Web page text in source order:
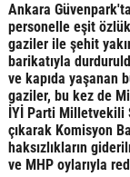
Ankara
personelle eşit
gaziler ile şehit
barikatıyla
ve kapıda yaşanan
gaziler, bu kez de
İYİ Parti Milletvekili
çıkarak Komisyon
haksızlıkların
ve MHP oylarıyla